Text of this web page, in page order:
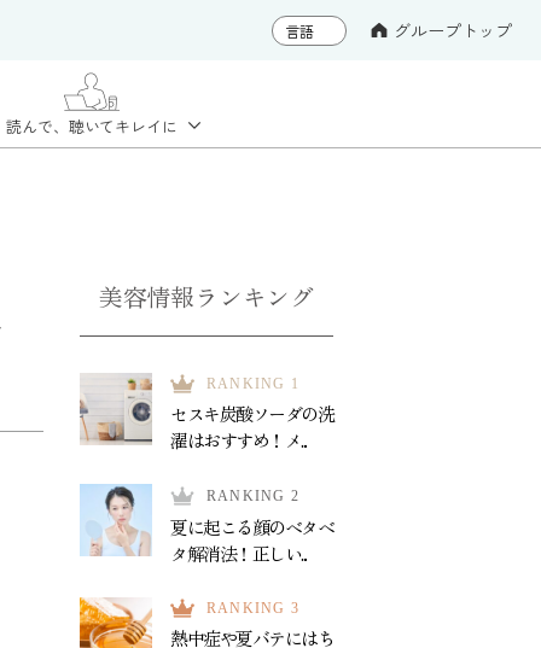
グループトップ
読んで、聴いてキレイに
美容情報ランキング
RANKING 1
セスキ炭酸ソーダの洗
濯はおすすめ！メ...
RANKING 2
夏に起こる顔のベタベ
タ解消法！正しい...
RANKING 3
熱中症や夏バテにはち